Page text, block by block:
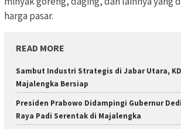
harga pasar.
READ MORE
Sambut Industri Strategis di Jabar Utara,
Majalengka Bersiap
Presiden Prabowo Didampingi Gubernur
Raya Padi Serentak di Majalengka